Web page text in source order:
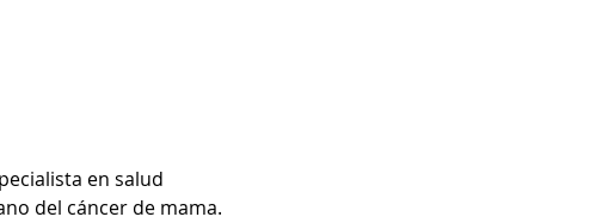
en salud
del cáncer de mama.